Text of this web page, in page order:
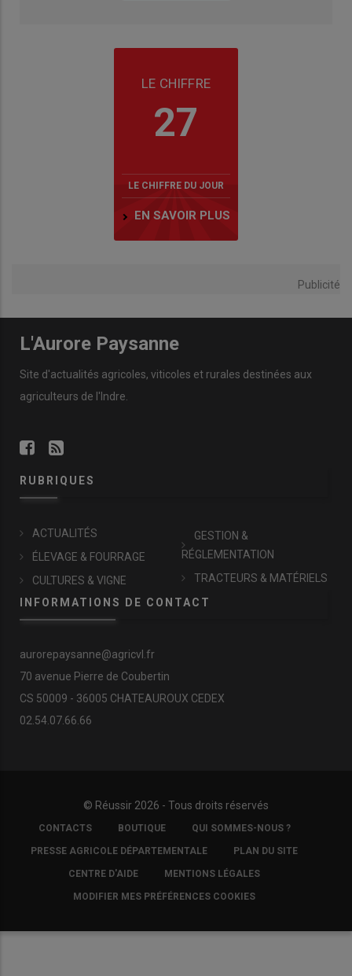
LE CHIFFRE
27
LE CHIFFRE DU JOUR
EN SAVOIR PLUS
Publicité
L'Aurore Paysanne
Site d'actualités agricoles, viticoles et rurales destinées aux
agriculteurs de l'Indre.
RUBRIQUES
ACTUALITÉS
ÉLEVAGE & FOURRAGE
CULTURES & VIGNE
GESTION &
RÉGLEMENTATION
TRACTEURS & MATÉRIELS
INFORMATIONS DE CONTACT
aurorepaysanne@agricvl.fr
70 avenue Pierre de Coubertin
CS 50009 - 36005 CHATEAUROUX CEDEX
02.54.07.66.66
© Réussir 2026 - Tous droits réservés
FOOTER
COPYRIGHT
CONTACTS BOUTIQUE QUI SOMMES-NOUS ?
PRESSE AGRICOLE DÉPARTEMENTALE PLAN DU SITE
CENTRE D'AIDE MENTIONS LÉGALES
MODIFIER MES PRÉFÉRENCES COOKIES